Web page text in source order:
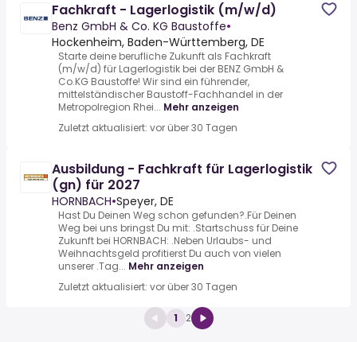
Fachkraft - Lagerlogistik (m/w/d)
Benz GmbH & Co. KG Baustoffe•
Hockenheim, Baden-Württemberg, DE
Starte deine berufliche Zukunft als Fachkraft
(m/w/d) für Lagerlogistik bei der BENZ GmbH &
Co.KG Baustoffe! Wir sind ein führender,
mittelständischer Baustoff-Fachhandel in der
Metropolregion Rhei... Mehr anzeigen
Zuletzt aktualisiert: vor über 30 Tagen
Ausbildung - Fachkraft für Lagerlogistik
(gn) für 2027
HORNBACH•Speyer, DE
Hast Du Deinen Weg schon gefunden?.Für Deinen
Weg bei uns bringst Du mit: .Startschuss für Deine
Zukunft bei HORNBACH: .Neben Urlaubs- und
Weihnachtsgeld profitierst Du auch von vielen
unserer .Tag... Mehr anzeigen
Zuletzt aktualisiert: vor über 30 Tagen
1 2